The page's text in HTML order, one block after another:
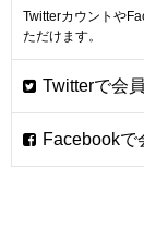
Twitterカウントや
ただけます。